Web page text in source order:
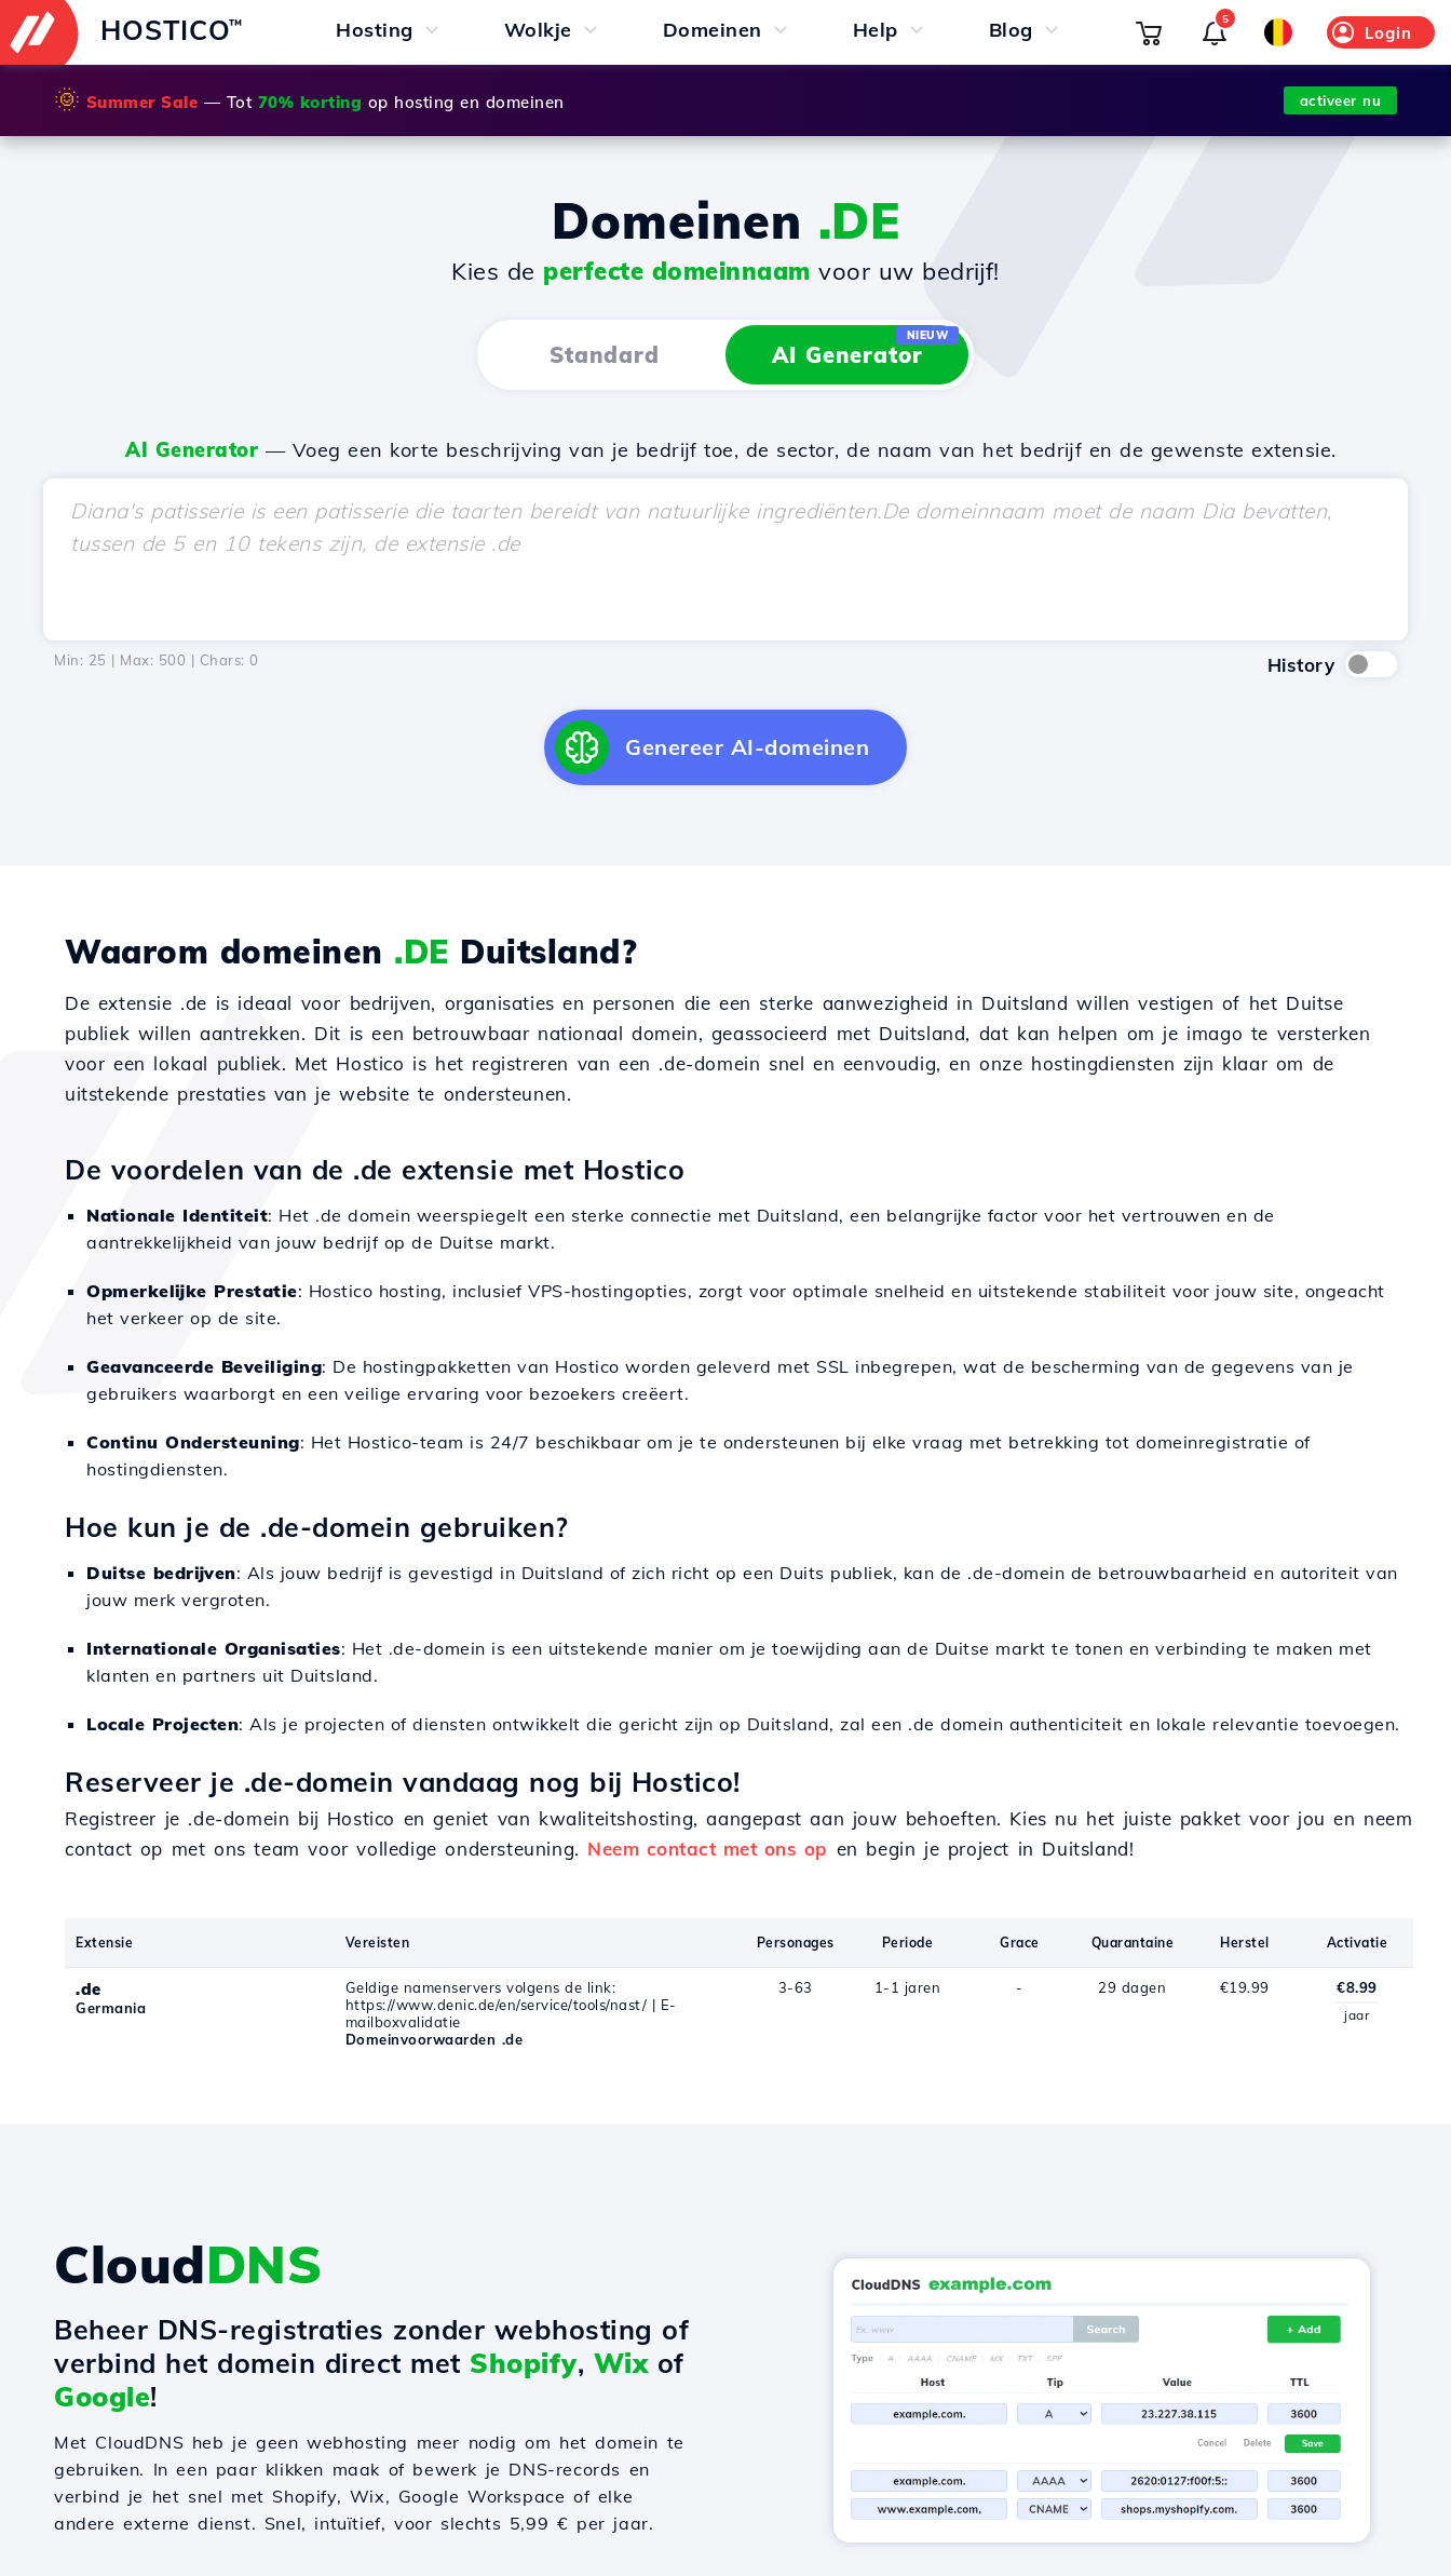
HOSTICO™ Hosting Wolkje Domeinen Help Blog Login
5
🌞 Summer Sale — Tot 70% korting op hosting en domeinen activeer nu
Domeinen .DE
Kies de perfecte domeinnaam voor uw bedrijf!
Standard AI Generator
NIEUW
AI Generator — Voeg een korte beschrijving van je bedrijf toe, de sector, de naam van het bedrijf en de gewenste extensie.
Min: 25 | Max: 500 | Chars: 0 History
Genereer AI-domeinen
Waarom domeinen .DE Duitsland?
De extensie .de is ideaal voor bedrijven, organisaties en personen die een sterke aanwezigheid in Duitsland willen vestigen of het Duitse
publiek willen aantrekken. Dit is een betrouwbaar nationaal domein, geassocieerd met Duitsland, dat kan helpen om je imago te versterken
voor een lokaal publiek. Met Hostico is het registreren van een .de-domein snel en eenvoudig, en onze hostingdiensten zijn klaar om de
uitstekende prestaties van je website te ondersteunen.
De voordelen van de .de extensie met Hostico
Nationale Identiteit: Het .de domein weerspiegelt een sterke connectie met Duitsland, een belangrijke factor voor het vertrouwen en de
aantrekkelijkheid van jouw bedrijf op de Duitse markt.
Opmerkelijke Prestatie: Hostico hosting, inclusief VPS-hostingopties, zorgt voor optimale snelheid en uitstekende stabiliteit voor jouw site, ongeacht
het verkeer op de site.
Geavanceerde Beveiliging: De hostingpakketten van Hostico worden geleverd met SSL inbegrepen, wat de bescherming van de gegevens van je
gebruikers waarborgt en een veilige ervaring voor bezoekers creëert.
Continu Ondersteuning: Het Hostico-team is 24/7 beschikbaar om je te ondersteunen bij elke vraag met betrekking tot domeinregistratie of
hostingdiensten.
Hoe kun je de .de-domein gebruiken?
Duitse bedrijven: Als jouw bedrijf is gevestigd in Duitsland of zich richt op een Duits publiek, kan de .de-domein de betrouwbaarheid en autoriteit van
jouw merk vergroten.
Internationale Organisaties: Het .de-domein is een uitstekende manier om je toewijding aan de Duitse markt te tonen en verbinding te maken met
klanten en partners uit Duitsland.
Locale Projecten: Als je projecten of diensten ontwikkelt die gericht zijn op Duitsland, zal een .de domein authenticiteit en lokale relevantie toevoegen.
Reserveer je .de-domein vandaag nog bij Hostico!
Registreer je .de-domein bij Hostico en geniet van kwaliteitshosting, aangepast aan jouw behoeften. Kies nu het juiste pakket voor jou en neem
contact op met ons team voor volledige ondersteuning. Neem contact met ons op en begin je project in Duitsland!
Extensie Vereisten Personages Periode Grace Quarantaine Herstel Activatie
.de
Germania
Geldige namenservers volgens de link:
https://www.denic.de/en/service/tools/nast/ | E-
mailboxvalidatie
Domeinvoorwaarden .de
3-63 1-1 jaren - 29 dagen €19.99 €8.99
jaar
CloudDNS
Beheer DNS-registraties zonder webhosting of
verbind het domein direct met Shopify, Wixof
Google!
Met CloudDNS heb je geen webhosting meer nodig om het domein te
gebruiken. In een paar klikken maak of bewerk je DNS-records en
verbind je het snel met Shopify, Wix, Google Workspace of elke
andere externe dienst. Snel, intuïtief, voor slechts 5,99 € per jaar.